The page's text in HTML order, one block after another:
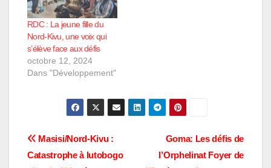
RDC : La jeune fille du
Nord-Kivu, une voix qui
s’élève face aux défis
octobre 12, 2024
Dans "Développement"
Navigation
Goma: Les défis de
l’Orphelinat Foyer de
Masisi/Nord-Kivu :
Catastrophe à lutobogo